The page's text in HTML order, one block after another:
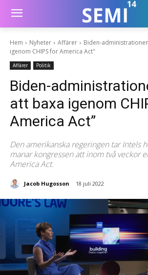
Hem Nyheter Affärer
Biden-
igenom CHIPS for America Act"
Affärer Politik
Biden-
att baxa igenom
America Act”
Den amerikanska regeringen tar Intels
manar kongressen att inom två veckor
America Act.
Jacob Hugosson 18 juli 2022